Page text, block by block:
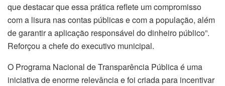
que destacar que essa prática reflete um compromisso
com a lisura nas contas públicas e com a população, além
de garantir a aplicação responsável do dinheiro público”.
Reforçou a chefe do executivo municipal.
O Programa Nacional de Transparência Pública é uma
iniciativa de enorme relevância e foi criada para incentivar